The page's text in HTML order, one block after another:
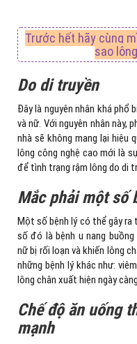
Trước hết hãy cùng
sao
Do di truyền
Đây là nguyên nhân khá phổ
và nữ. Với nguyên nhân này,
nhà sẽ không mang lại hiệu
lông công nghệ cao mới là
để tình trạng rậm lông do di
Mắc phải một số
Một số bệnh lý có thể gây
số đó là bệnh u nang
nữ bị rối loạn và khiến lông
những bệnh lý khác như:
lông chân xuất hiện ngày
Chế độ ăn uống
mạnh